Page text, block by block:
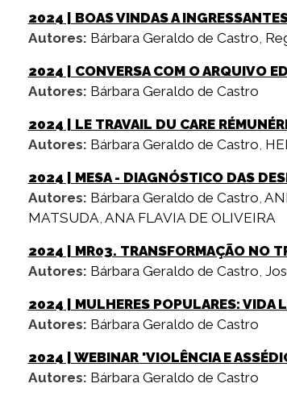
2024 | BOAS VINDAS A
Autores: Bárbara Geraldo de Castro,
2024 | CONVERSA COM O ARQUIVO
Autores: Bárbara Geraldo de Castro
2024 | LE TRAVAIL DU CARE
Autores: Bárbara Geraldo de Castro,
2024 | MESA - DIAGNÓSTICO DAS
Autores: Bárbara Geraldo de Castro,
MATSUDA, ANA FLAVIA DE OLIVEIRA
2024 | MR03. TRANSFORMAÇÃO NO
Autores: Bárbara Geraldo de Castro,
2024 | MULHERES POPULARES: VIDA
Autores: Bárbara Geraldo de Castro
2024 | WEBINAR 'VIOLÊNCIA E
Autores: Bárbara Geraldo de Castro